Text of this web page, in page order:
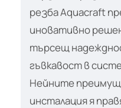
резба Aquacraft
иновативно
търсещ
гъвкавост в
Нейните
инсталация я